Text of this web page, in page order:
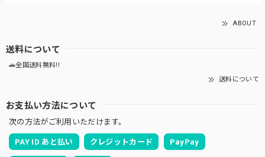
ABOUT
送料について
🚗全国送料無料!!
送料について
お支払い方法について
次の方法がご利用いただけます。
PAY ID あと払い クレジットカード PayPay